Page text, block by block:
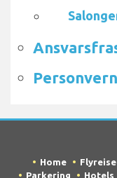
Personvern
Home
Parkering
Hotels